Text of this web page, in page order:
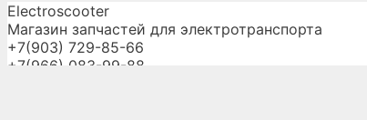
Electroscooter
Магазин запчастей для электротранспорта
+7(903) 729-85-66
+7(966) 083-99-88